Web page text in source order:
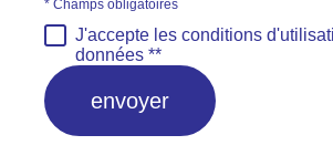
* Champs obligatoires
J'accepte les conditions
données **
envoyer